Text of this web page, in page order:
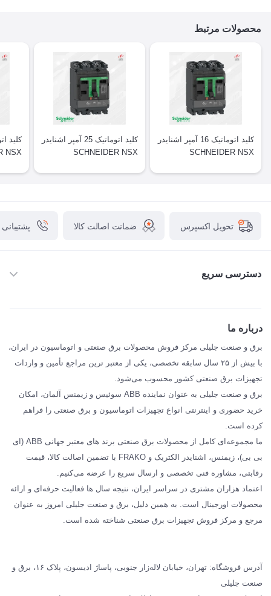
محصولات مرتبط
کلید اتوماتیک 16 آمپر اشنایدر
SCHNEIDER NSX
کلید اتوماتیک 25 آمپر اشنایدر
SCHNEIDER NSX
NSX
تحویل اکسپرس ضمانت اصالت کالا
دسترسی سریع
SCHNEIDER
فراکو FRAKO
مقالات تخصصی برق صنعتی
درباره ما
برق و صنعت جلیلی مرکز فروش محصولات برق صنعتی و اتوماسیون در ایران،
با بیش از ۲۵ سال سابقه تخصصی، یکی از معتبر ترین مراجع تأمین و واردات
تجهیزات برق صنعتی کشور محسوب می‌شود.
برق و صنعت جلیلی به عنوان نماینده ABB سوئیس و زیمنس آلمان، امکان
خرید حضوری و اینترنتی انواع تجهیزات اتوماسیون و برق صنعتی را فراهم
کرده است.
ما مجموعه‌ای کامل از محصولات برق صنعتی برند های معتبر جهانی ABB (ای
بی بی)، زیمنس، اشنایدر الکتریک و FRAKO با تضمین اصالت کالا، قیمت
رقابتی، مشاوره فنی تخصصی و ارسال سریع را عرضه می‌کنیم.
اعتماد هزاران مشتری در سراسر ایران، نتیجه سال ها فعالیت حرفه‌ای و ارائه
محصولات اورجینال است. به همین دلیل، برق و صنعت جلیلی امروز به عنوان
مرجع و مرکز فروش تجهیزات برق صنعتی شناخته شده است.
آدرس فروشگاه: تهران، خیابان لاله‌زار جنوبی، پاساژ ادیسون، پلاک ۱۶، برق و
صنعت جلیلی